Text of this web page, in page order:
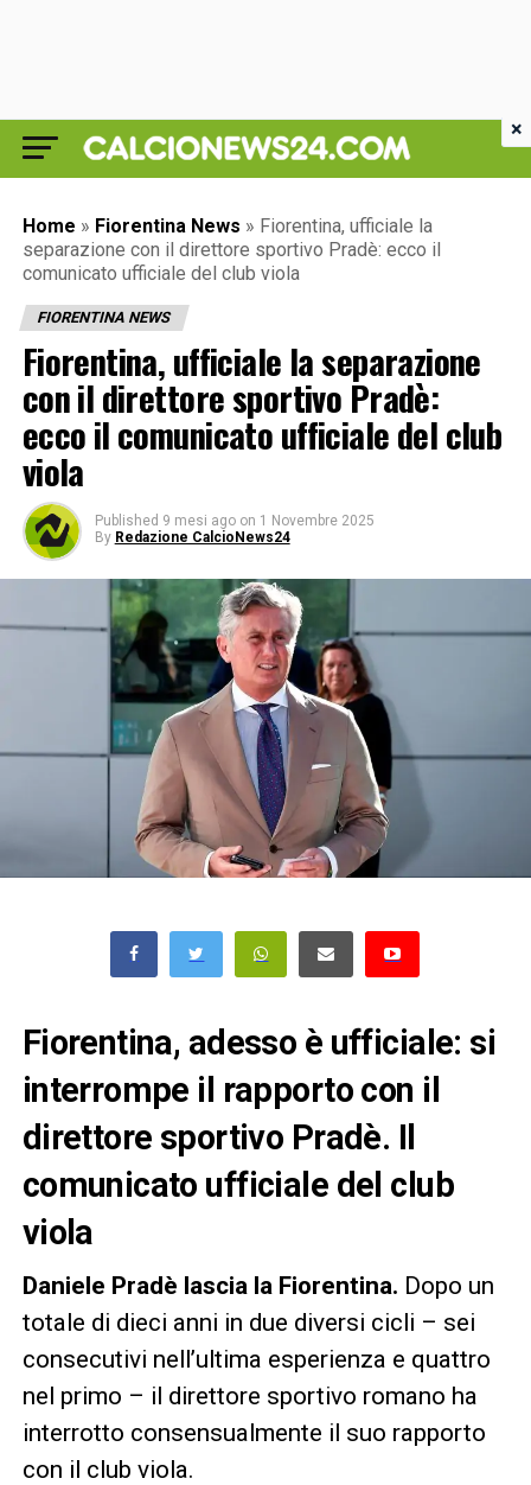
Home » Fiorentina News » Fiorentina, ufficiale la
separazione con il direttore sportivo Pradè: ecco il
comunicato ufficiale del club viola
FIORENTINA NEWS
Fiorentina, ufficiale la separazione
con il direttore sportivo Pradè:
ecco il comunicato ufficiale del club
viola
Published 9 mesi ago on 1 Novembre 2025
By Redazione CalcioNews24
Fiorentina, adesso è ufficiale: si
interrompe il rapporto con il
direttore sportivo Pradè. Il
comunicato ufficiale del club
viola
Daniele Pradè lascia la Fiorentina. Dopo un
totale di dieci anni in due diversi cicli – sei
consecutivi nell’ultima esperienza e quattro
nel primo – il direttore sportivo romano ha
interrotto consensualmente il suo rapporto
con il club viola.
×